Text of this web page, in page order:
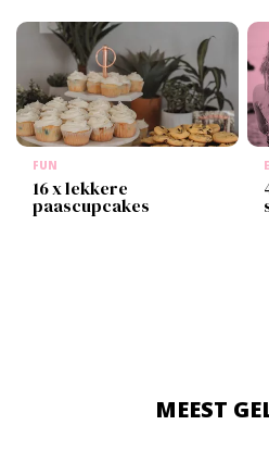
FUN
16 x lekkere
paascupcakes
MEEST